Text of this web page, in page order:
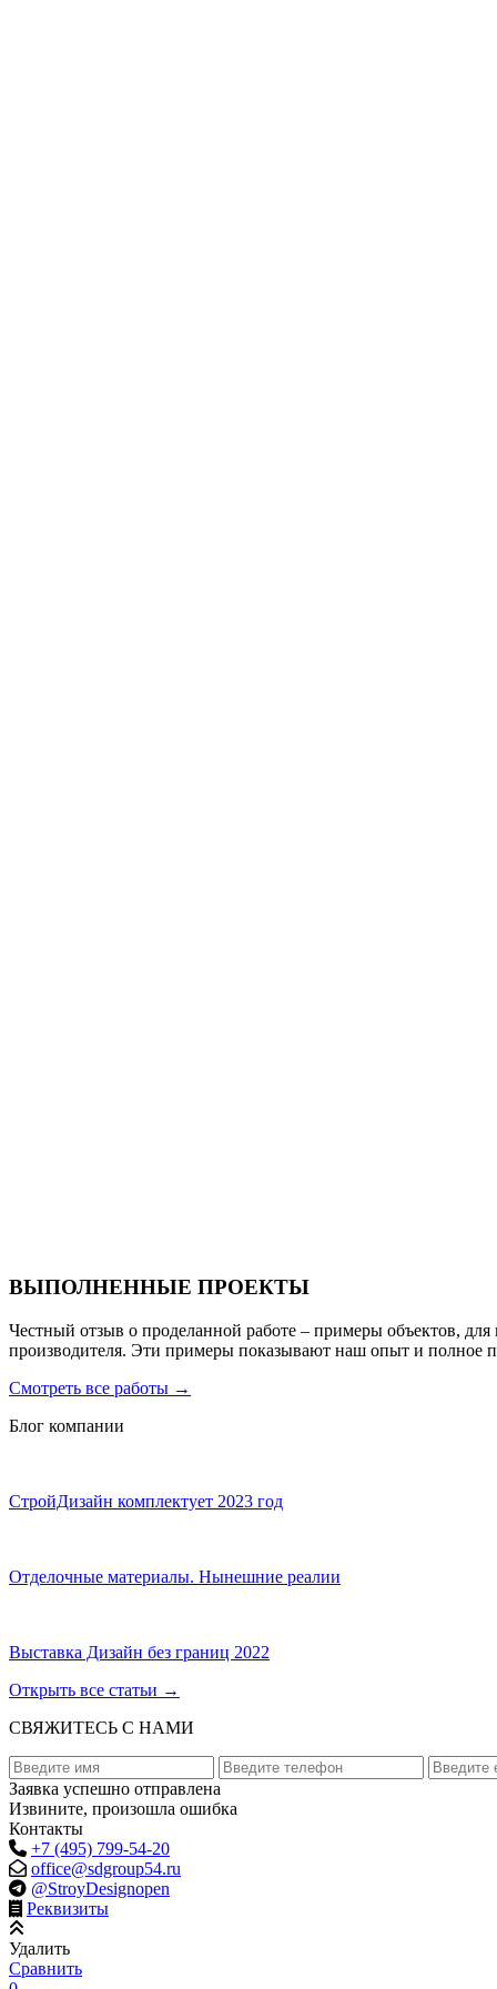
ВЫПОЛНЕННЫЕ ПРОЕКТЫ
Честный отзыв о проделанной работе – примеры объектов,
производителя. Эти примеры показывают наш опыт и полное
Смотреть все работы →
Блог компании
СтройДизайн комплектует 2023 год
Отделочные материалы. Нынешние реалии
Выставка Дизайн без границ 2022
Открыть все статьи →
СВЯЖИТЕСЬ С НАМИ
Заявка успешно отправлена
Извините, произошла ошибка
Контакты
+7 (495) 799-54-20
office@sdgroup54.ru
@StroyDesignopen
Реквизиты
Удалить
Сравнить